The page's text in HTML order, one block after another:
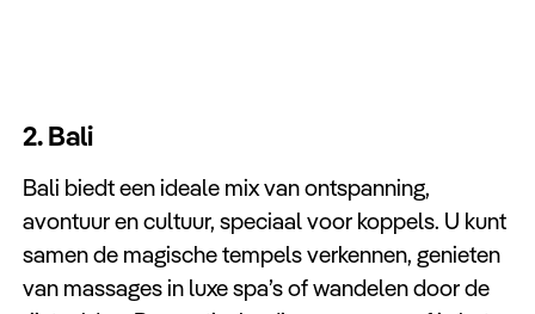
2. Bali
Bali biedt een ideale mix van ontspanning,
avontuur en cultuur, speciaal voor koppels. U kunt
samen de magische tempels verkennen, genieten
van massages in luxe spa’s of wandelen door de